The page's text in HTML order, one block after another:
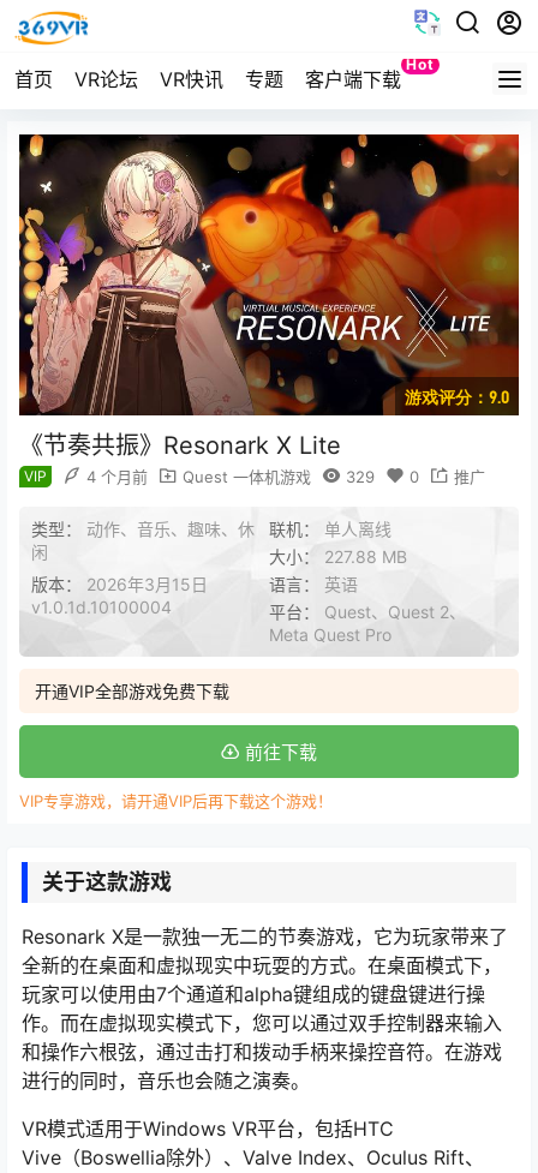
首页 VR论坛 VR快讯 专题 客户端下载
Hot
Quest
游戏评分：9.0
《节奏共振》Resonark X Lite
VIP 4 个月前 Quest 一体机游戏 329 0 推广
类型： 动作、音乐、趣味、休
闲
联机： 单人离线
大小： 227.88 MB
版本： 2026年3月15日
v1.0.1d.10100004
语言： 英语
平台： Quest、Quest 2、
Meta Quest Pro
开通VIP全部游戏免费下载
前往下载
VIP专享游戏，请开通VIP后再下载这个游戏！
关于这款游戏
Resonark X是一款独一无二的节奏游戏，它为玩家带来了
全新的在桌面和虚拟现实中玩耍的方式。在桌面模式下，
玩家可以使用由7个通道和alpha键组成的键盘键进行操
作。而在虚拟现实模式下，您可以通过双手控制器来输入
和操作六根弦，通过击打和拨动手柄来操控音符。在游戏
进行的同时，音乐也会随之演奏。
VR模式适用于Windows VR平台，包括HTC
Vive（Boswellia除外）、Valve Index、Oculus Rift、